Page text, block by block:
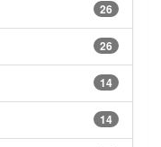
26
26
14
14